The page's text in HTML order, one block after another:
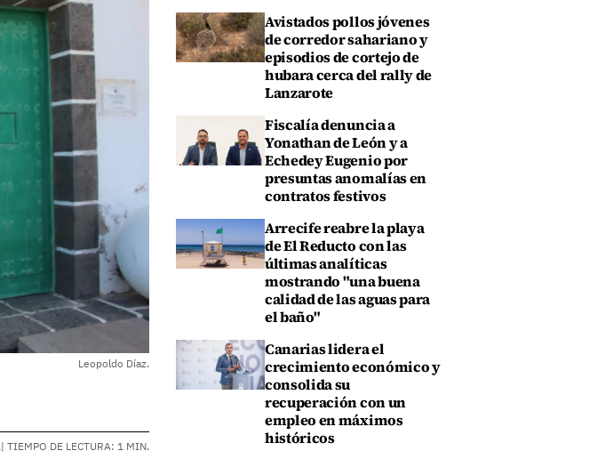
Leopoldo Díaz.
| TIEMPO DE LECTURA: 1 MIN.
Avistados pollos jóvenes
de corredor sahariano y
episodios de cortejo de
hubara cerca del rally de
Lanzarote
Fiscalía denuncia a
Yonathan de León y a
Echedey Eugenio por
presuntas anomalías en
contratos festivos
Arrecife reabre la playa
de El Reducto con las
últimas analíticas
mostrando "una buena
calidad de las aguas para
el baño"
Canarias lidera el
crecimiento económico y
consolida su
recuperación con un
empleo en máximos
históricos